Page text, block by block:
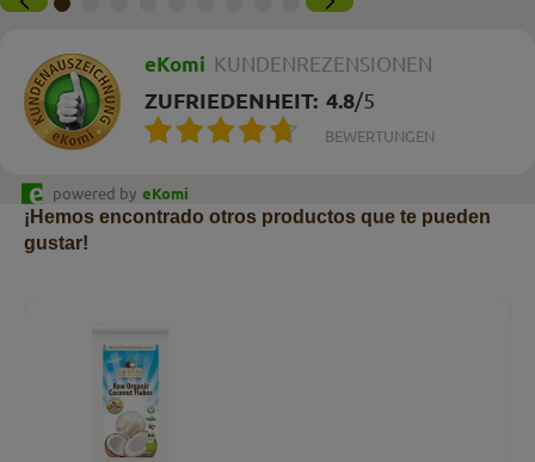
eKomi KUNDENREZENSIONEN
ZUFRIEDENHEIT: 4.8/5
BEWERTUNGEN
powered by eKomi
¡Hemos encontrado otros productos que te pueden
gustar!